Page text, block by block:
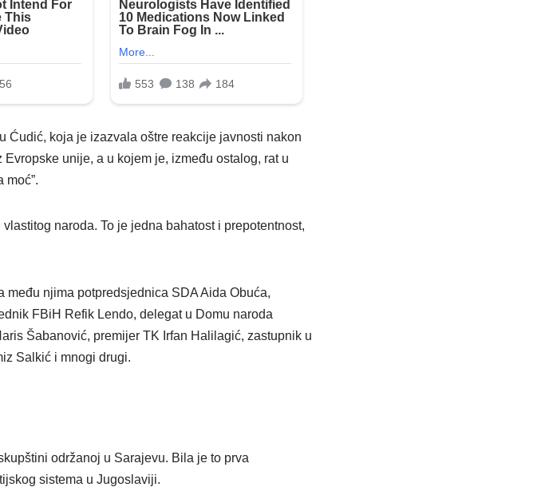
Ćudić, koja je izazvala oštre reakcije javnosti nakon
unije, a u kojem je, između ostalog, rat u
moć”.
naroda. To je jedna bahatost i prepotentnost,
među njima potpredsjednica SDA Aida Obuća,
FBiH Refik Lendo, delegat u Domu naroda
Šabanović, premijer TK Irfan Halilagić, zastupnik u
Salkić i mnogi drugi.
održanoj u Sarajevu. Bila je to prva
sistema u Jugoslaviji.